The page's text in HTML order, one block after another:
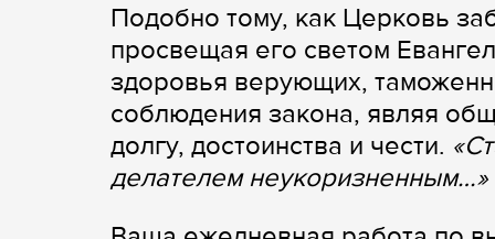
Подобно тому, как Церковь
просвещая его светом
здоровья верующих,
соблюдения закона, являя
долгу, достоинства и чести.
делателем неукоризненным…»